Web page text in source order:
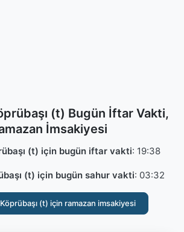
(t) Bugün İftar Vakti,
İmsakiyesi
(t) için bugün iftar vakti: 19:38
(t) için bugün sahur vakti: 03:32
(t) için ramazan imsakiyesi